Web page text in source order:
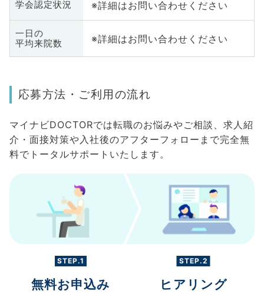
学会認定状況 ※詳細はお問い合わせください
一日の
平均来院数
※詳細はお問い合わせください
応募方法・ご利用の流れ
マイナビDOCTORでは転職のお悩みやご相談、求人紹
介・面接対策や入社後のアフターフォローまで完全無
料でトータルサポートいたします。
STEP.1
無料お申込み
STEP.2
ヒアリング